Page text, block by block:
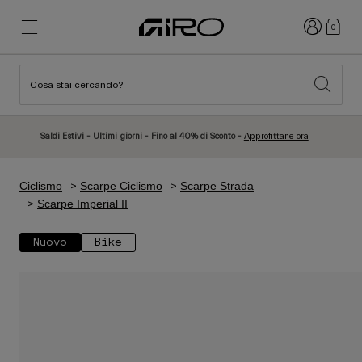
Nuovi Arrivi
Caschi
Caschi da Strada
Nuovi Arrivi
Caschi
Sci
Accedi
0
Cosa stai cercando?
Saldi Estivi - Ultimi giorni - Fino al 40% di Sconto - Approfittane ora
Ciclismo Scarpe Ciclismo
Scarpe Strada
Scarpe Imperial II
Nuovo Bike